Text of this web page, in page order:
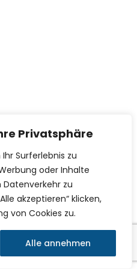
Privatsphäre
Surferlebnis zu
oder Inhalte
zu
akzeptieren“ klicken,
von Cookies zu.
Alle annehmen